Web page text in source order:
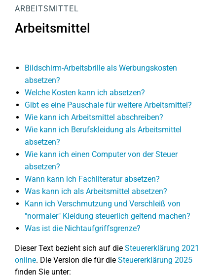
ARBEITSMITTEL
Arbeitsmittel
Bildschirm-Arbeitsbrille als Werbungskosten
absetzen?
Welche Kosten kann ich absetzen?
Gibt es eine Pauschale für weitere Arbeitsmittel?
Wie kann ich Arbeitsmittel abschreiben?
Wie kann ich Berufskleidung als Arbeitsmittel
absetzen?
Wie kann ich einen Computer von der Steuer
absetzen?
Wann kann ich Fachliteratur absetzen?
Was kann ich als Arbeitsmittel absetzen?
Kann ich Verschmutzung und Verschleiß von
"normaler" Kleidung steuerlich geltend machen?
Was ist die Nichtaufgriffsgrenze?
Dieser Text bezieht sich auf die Steuererklärung 2021
online. Die Version die für die Steuererklärung 2025
finden Sie unter: